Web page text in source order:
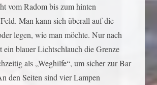
vom Radom bis zum hinten
Man kann sich überall auf die
legen, wie man möchte. Nur nach
ein blauer Lichtschlauch die Grenze
als „Weghilfe“, um sicher zur Bar
den Seiten sind vier Lampen